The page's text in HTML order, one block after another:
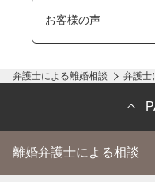
お客様の声
弁護士による離婚相談 弁護士
離婚弁護士による相談